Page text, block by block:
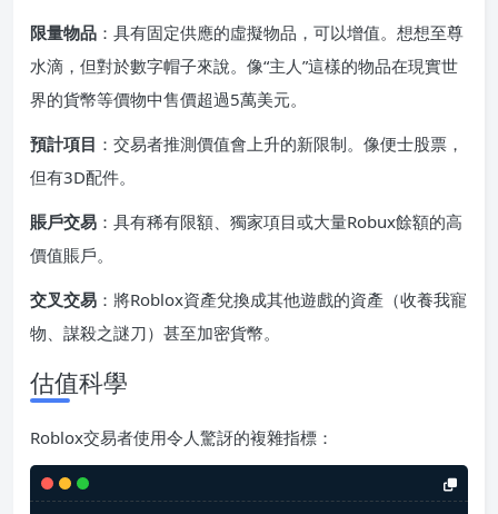
限量物品 ：具有固定供應的虛擬物品，可以增值。想想至尊
水滴，但對於數字帽子來說。像“主人”這樣的物品在現實世
界的貨幣等價物中售價超過5萬美元。
預計項目 ：交易者推測價值會上升的新限制。像便士股票，
但有3D配件。
賬戶交易 ：具有稀有限額、獨家項目或大量Robux餘額的高
價值賬戶。
交叉交易 ：將Roblox資產兌換成其他遊戲的資產（收養我寵
物、謀殺之謎刀）甚至加密貨幣。
估值科學
Roblox交易者使用令人驚訝的複雜指標：